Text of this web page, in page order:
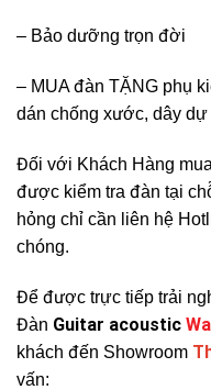
– Bảo dưỡng trọn đời
– MUA đàn TẶNG phụ
dán chống xước, dây
Đối với Khách Hàng
được kiểm tra đàn tại
hỏng chỉ cần liên hệ
chóng.
Để được trực tiếp trải
Đàn Guitar acoustic
khách đến Showroom
vấn: